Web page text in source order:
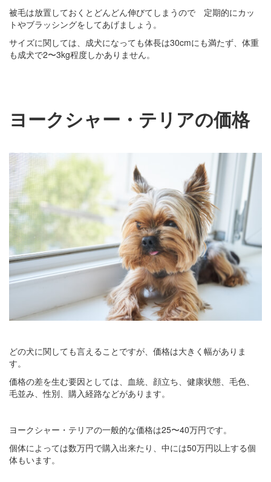
被毛は放置しておくとどんどん伸びてしまうので 定期的にカッ
トやブラッシングをしてあげましょう。
サイズに関しては、成犬になっても体長は30cmにも満たず、体重
も成犬で2〜3kg程度しかありません。
ヨークシャー・テリアの価格
どの犬に関しても言えることですが、価格は大きく幅がありま
す。
価格の差を生む要因としては、血統、顔立ち、健康状態、毛色、
毛並み、性別、購入経路などがあります。
ヨークシャー・テリアの一般的な価格は25〜40万円です。
個体によっては数万円で購入出来たり、中には50万円以上する個
体もいます。